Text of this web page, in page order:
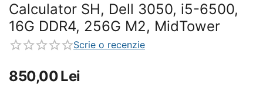
Calculator SH, Dell 3050, i5-6500,
16G DDR4, 256G M2, MidTower
Scrie o recenzie
850,00Lei